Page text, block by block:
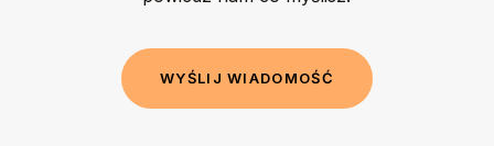
WYŚLI J WIADOMOŚĆ